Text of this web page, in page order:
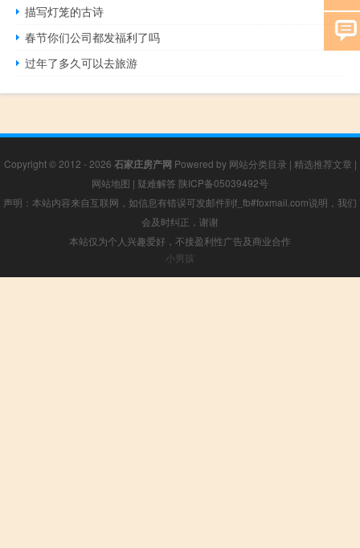
描写灯笼的古诗
春节你们公司都发福利了吗
过年了多久可以去旅游
Copyright © 2012 - 2026 石家庄房产网 Powered by 网站分类目录 | 精选推荐文章 |
网站地图 | 疑难解答 陕ICP备05039492号
声明：本站内容来自互联网，如信息有错误可发邮件到f_fb#foxmail.com说明，我们
会及时纠正，谢谢
本站仅为个人兴趣爱好，不接盈利性广告及商业合作
小男孩